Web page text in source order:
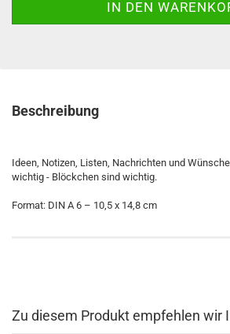
Beschreibung
Ideen, Notizen, Listen, Nachrichten und
wichtig - Blöckchen sind wichtig.
Format: DIN A 6 – 10,5 x 14,8 cm
Zu diesem Produkt empfehlen wir